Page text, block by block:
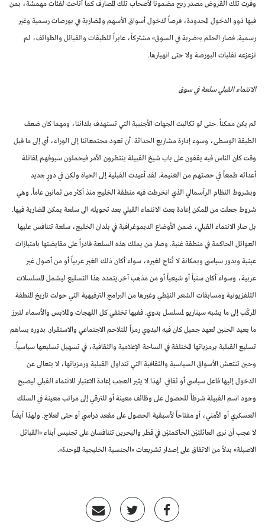
وفرت تلك القروض مصدر ربح مضموناً لأصحاب تلك المصارف كما أتاحت لفئات مهمشة، بمن
فيها ذوو الدخول المحدودة، فرصاً لدخول أسواق الأسهم والمضاربة في بورصات رسمية وغير
رسمية. فصار الحلم بـ«ضربة في السوق» مشتركاً، عابراً للطبقات والقبائل والطوائف، لم
تزعزعه تقلبات البورصة ولا حتى انهيارها.
الانتماء القبلي سلعة في سوق
لم يكن ممكناً ـ حتى لو تكالبت الجهات الأجنبية التي تستهدف بلداننا، ومهما كان ضعف
الطبقة الوسطى، وسوء إدارة مشاريع الحداثة ـ أن تعود مجتمعاتنا إلى الوراء، أي إلى ما قبل
وقت كان الناس فيه يقفون على باب شيخ القبيلة ينتظرون الأمر فيحملون سيوفهم لمقاتلة
أعدائه طمعاً في حصتهم من الغنيمة. لقد أعيدت القبلية إلى الحياة ولكن في دورٍ جديد
وبشروط النظام الرأسمالي الذي انخرطت فيه منطقة الخليج منذ أكثر من ثمانين عاماً. وهي
شروط جعلت من الممكن إعادة بعث الانتماء القبلي بعد تحويله الى سلعة يمكن المضاربة فيها.
بل صار الانتماء القبلي، ضمن الأوضاع الديموغرافية في بلدان الخليج، سلعة تتنافس عليها
العوائل الحاكمة في منطقة غنية. وصار من يملك هذه السلعة قادراً على مقايضتها بامتيازات
عينية وبدور سياسي وبمكانة لا تُتاح لغيره، سواء أكان ذلك الغير عربياً أو من أصول غير
عربية، وسواء أكان سنياً أو شيعياً أو من مذهب آخر.يتمدد هذا التسليع ليشمل المسلسلات
التلفزيونية ومسابقات الشعر النبْطي وغيرها من البرامج الترفيهية التي حولت تاريخ المنطقة
المركّب إلى ما يشبه سيناريو لمسلسل بدوي. ففيها تختفي كل اللهجات والملابس والأسماء لتبرز
ما يعيد الحنين لعهد جميل كان فيه البدوي رمزاً للتلاحم الاجتماعي والاستقرار. بدوره يساهم
تسليع القبلية برمزياتها المختلفة في الساحة الإعلامية والثقافية، في تسهيل تسليعها سياسياً.
وحين تنتعش الأسواق السياسية والثقافية التي تتداول القبلية ورمزياتها، لا يتعالى عن
الدخول إليها فاعل سياسي أو ثقافي. لهذا لا يثير العجب إعادة الاعتبار للانتماء القبلي ليصبح
وجود اسم القبيلة شرطاً للحصول على وظائف معينة أو للترقي إلى مراتب معينة في السلك
العسكري أو الأمني، أو مفتاحاً لأسبقية الحصول على مقعد دراسي أو حتى لعلاج. ولهذا أيضاً
لا عجب أن نرى العائلتيْن الحاكمتيْن في قطر والبحرين تتنافسان على تجنيس أبناء «القبائل
الاصيلة» بدلاً من الاتفاق على إصدار تشريعات «الجنسية الخليجية الموحدة».